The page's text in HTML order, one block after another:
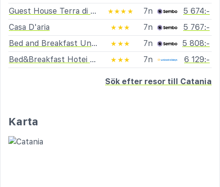
Guest House Terra di Venera
★★★★ 7n
5 674:-
Casa D'aria
★★★ 7n
5 767:-
Bed and Breakfast Università
★★★ 7n
5 808:-
Bed&Breakfast Hotei Catania
★★★ 7n 6 129:-
Sök efter resor till Catania
Karta